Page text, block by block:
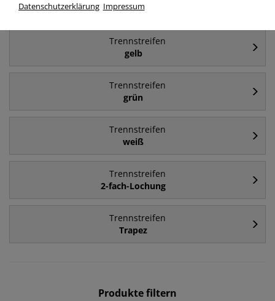
24x10,5cm
Trennstreifen
gelb
Trennstreifen
grün
Trennstreifen
weiß
Trennstreifen
2-fach-Lochung
Trennstreifen
Trapez
Produkte filtern
Datenschutzerklärung Impressum